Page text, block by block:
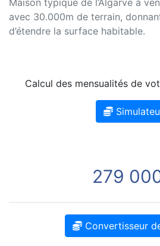
Maison typique de l’Algarve à
avec 30.000m de terrain,
d’étendre la surface habitable.
Calcul des mensualités de
279
Convertisseur